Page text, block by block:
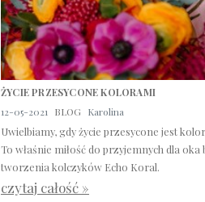
ŻYCIE PRZESYCONE KOLORAMI
12-05-2021
BLOG Karolina
Uwielbiamy, gdy życie przesycone jest
To właśnie miłość do przyjemnych dla
tworzenia kolczyków Echo Koral.
czytaj całość »